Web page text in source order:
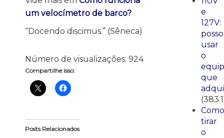
um velocímetro de barco?
“Docendo discimus.” (Sêneca)
Número de visualizações: 924
Compartilhe isso:
Posts Relacionados
e
127V:
posso
usar
o
que
Como
tirar
o